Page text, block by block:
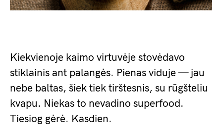
Kiekvienoje kaimo virtuvėje stovėdavo
stiklainis ant palangės. Pienas viduje — jau
nebe baltas, šiek tiek tirštesnis, su rūgšteliu
kvapu. Niekas to nevadino superfood.
Tiesiog gėrė. Kasdien.